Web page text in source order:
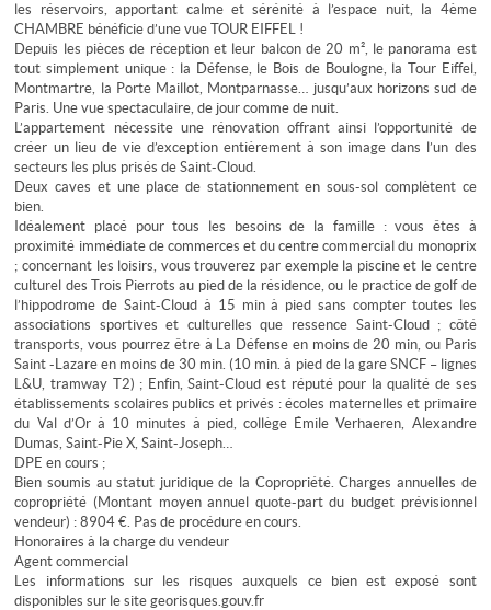
les réservoirs, apportant calme et sérénité à l’espace nuit, la 4ème
CHAMBRE bénéficie d’une vue TOUR EIFFEL !
Depuis les pièces de réception et leur balcon de 20 m², le panorama est
tout simplement unique : la Défense, le Bois de Boulogne, la Tour Eiffel,
Montmartre, la Porte Maillot, Montparnasse… jusqu’aux horizons sud de
Paris. Une vue spectaculaire, de jour comme de nuit.
L’appartement nécessite une rénovation offrant ainsi l’opportunité de
créer un lieu de vie d’exception entièrement à son image dans l’un des
secteurs les plus prisés de Saint-Cloud.
Deux caves et une place de stationnement en sous-sol complètent ce
bien.
Idéalement placé pour tous les besoins de la famille : vous êtes à
proximité immédiate de commerces et du centre commercial du monoprix
; concernant les loisirs, vous trouverez par exemple la piscine et le centre
culturel des Trois Pierrots au pied de la résidence, ou le practice de golf de
l’hippodrome de Saint-Cloud à 15 min à pied sans compter toutes les
associations sportives et culturelles que ressence Saint-Cloud ; côté
transports, vous pourrez être à La Défense en moins de 20 min, ou Paris
Saint -Lazare en moins de 30 min. (10 min. à pied de la gare SNCF – lignes
L&U, tramway T2) ; Enfin, Saint-Cloud est réputé pour la qualité de ses
établissements scolaires publics et privés : écoles maternelles et primaire
du Val d’Or à 10 minutes à pied, collège Émile Verhaeren, Alexandre
Dumas, Saint-Pie X, Saint-Joseph…
DPE en cours ;
Bien soumis au statut juridique de la Copropriété. Charges annuelles de
copropriété (Montant moyen annuel quote-part du budget prévisionnel
vendeur) : 8904 €. Pas de procédure en cours.
Honoraires à la charge du vendeur
Agent commercial
Les informations sur les risques auxquels ce bien est exposé sont
disponibles sur le site georisques.gouv.fr